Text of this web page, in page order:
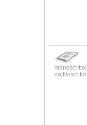
manoscritto/
dattiloscritto